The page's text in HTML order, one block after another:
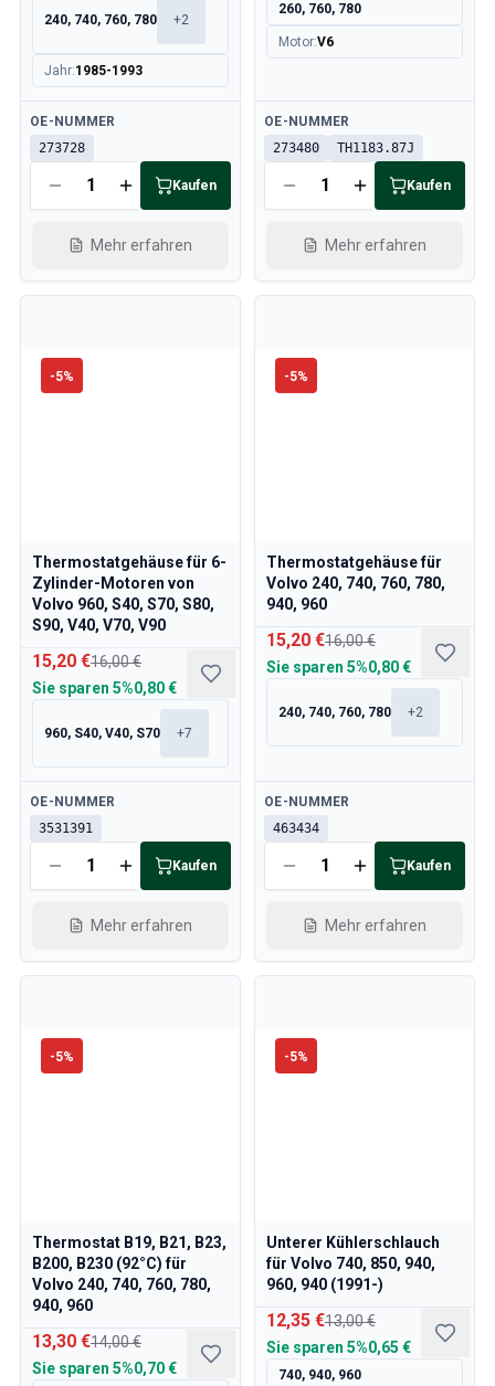
240, 740, 760, 780 +2
Jahr:1985-1993
Verfügbar
OE-NUMMER
273728
Kaufen
Mehr erfahren
260, 760, 780
Motor:V6
Verfügbar
OE-NUMMER
273480
TH1183.87J
Kaufen
Mehr erfahren
-5%
Thermostatgehäuse für 6-
Zylinder-Motoren von
Volvo 960, S40, S70, S80,
S90, V40, V70, V90
15,20 €16,00 €
Sie sparen 5%0,80 €
960, S40, V40, S70 +7
Verfügbar
OE-NUMMER
3531391
Kaufen
Mehr erfahren
-5%
Thermostatgehäuse für
Volvo 240, 740, 760, 780,
940, 960
15,20 €16,00 €
Sie sparen 5%0,80 €
240, 740, 760, 780 +2
Verfügbar
OE-NUMMER
463434
Kaufen
Mehr erfahren
-5%
Thermostat B19, B21, B23,
B200, B230 (92°C) für
Volvo 240, 740, 760, 780,
940, 960
13,30 €14,00 €
Sie sparen 5%0,70 €
-5%
Unterer Kühlerschlauch
für Volvo 740, 850, 940,
960, 940 (1991-)
12,35 €13,00 €
Sie sparen 5%0,65 €
740, 940, 960